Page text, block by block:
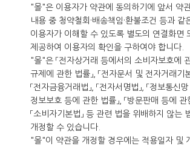
"몰"은 이용자가 약관에 동의하기에 앞서 약
내용 중 청약철회·배송책임·환불조건 등과 같
이용자가 이해할 수 있도록 별도의 연결화면
제공하여 이용자의 확인을 구하여야 합니다.
"몰"은 「전자상거래 등에서의 소비자보호에 관
규제에 관한 법률」, 「전자문서 및 전자거래기본
「전자금융거래법」, 「전자서명법」, 「정보통신
정보보호 등에 관한 법률」, 「방문판매 등에 관
「소비자기본법」 등 관련 법을 위배하지 않는
개정할 수 있습니다.
"몰"이 약관을 개정할 경우에는 적용일자 및